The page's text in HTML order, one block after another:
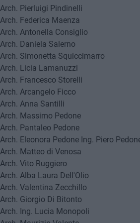
Arch. Pierluigi Pindinelli
Arch. Federica Maenza
Arch. Antonella Consiglio
Arch. Daniela Salerno
Arch. Simonetta Squiccimarro
Arch. Licia Lamanuzzi
Arch. Francesco Storelli
Arch. Arcangelo Ficco
Arch. Anna Santilli
Arch. Massimo Pedone
Arch. Pantaleo Pedone
Arch. Eleonora Pedone Ing. Piero
Arch. Matteo di Venosa
Arch. Vito Ruggiero
Arch. Alba Laura Dell'Olio
Arch. Valentina Zecchillo
Arch. Giorgio Di Bitonto
Arch. Ing. Lucia Monopoli